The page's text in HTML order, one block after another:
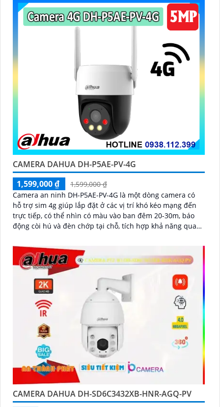
CAMERA DAHUA DH-P5AE-PV-4G
1,599,000 ₫
1,599,000 ₫
Camera an ninh DH-P5AE-PV-4G là một dòng camera có
hỗ trợ sim 4g giúp lắp đặt ở các vị trí khó kéo mạng đến
trực tiếp, có thể nhìn có màu vào ban đêm 20-30m, báo
động còi hú và đèn chớp tại chỗ, tích hợp khả năng quay
CAMERA DAHUA DH-SD6C3432XB-HNR-AGQ-PV